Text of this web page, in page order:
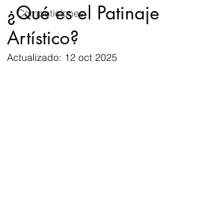
Competiciones
¿Qué es el Patinaje
Artístico?
Actualizado: 12 oct 2025